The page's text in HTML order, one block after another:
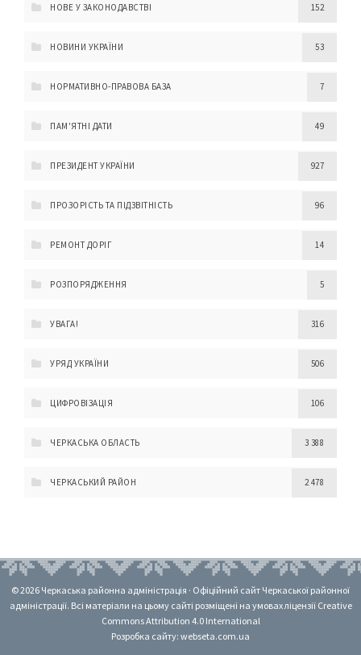
НОВЕ У ЗАКОНОДАВСТВІ 152
НОВИНИ УКРАЇНИ 53
НОРМАТИВНО-ПРАВОВА БАЗА 7
ПАМ'ЯТНІ ДАТИ 49
ПРЕЗИДЕНТ УКРАЇНИ 927
ПРОЗОРІСТЬ ТА ПІДЗВІТНІСТЬ 96
РЕМОНТ ДОРІГ 14
РОЗПОРЯДЖЕННЯ 5
УВАГА! 316
УРЯД УКРАЇНИ 506
ЦИФРОВІЗАЦІЯ 106
ЧЕРКАСЬКА ОБЛАСТЬ 3 388
ЧЕРКАСЬКИЙ РАЙОН 2 478
© 2026 Черкаська районна адміністрація · Офіційний сайт Черкаської районної
адміністрації. Всі матеріали на цьому сайті розміщені на умовах ліцензії Creative
Commons Attribution 4.0 International
Розробка сайту: webseta.com.ua